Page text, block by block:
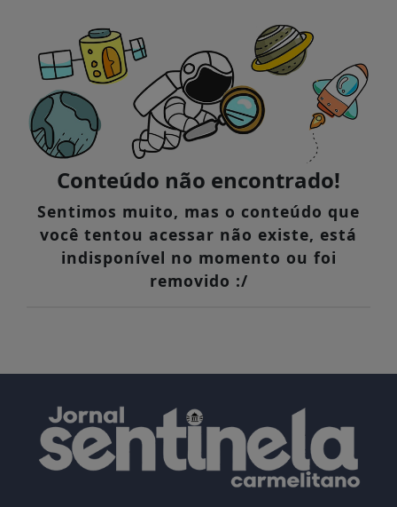
Conteúdo não encontrado!
Sentimos muito, mas o conteúdo que
você tentou acessar não existe, está
indisponível no momento ou foi
removido :/